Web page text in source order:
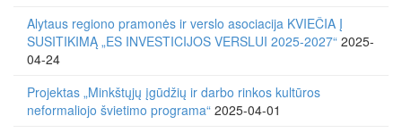
Alytaus regiono pramonės ir verslo asociacija KVIEČIA Į
SUSITIKIMĄ „ES INVESTICIJOS VERSLUI 2025-2027“ 2025-
04-24
Projektas „Minkštųjų įgūdžių ir darbo rinkos kultūros
neformaliojo švietimo programa“ 2025-04-01